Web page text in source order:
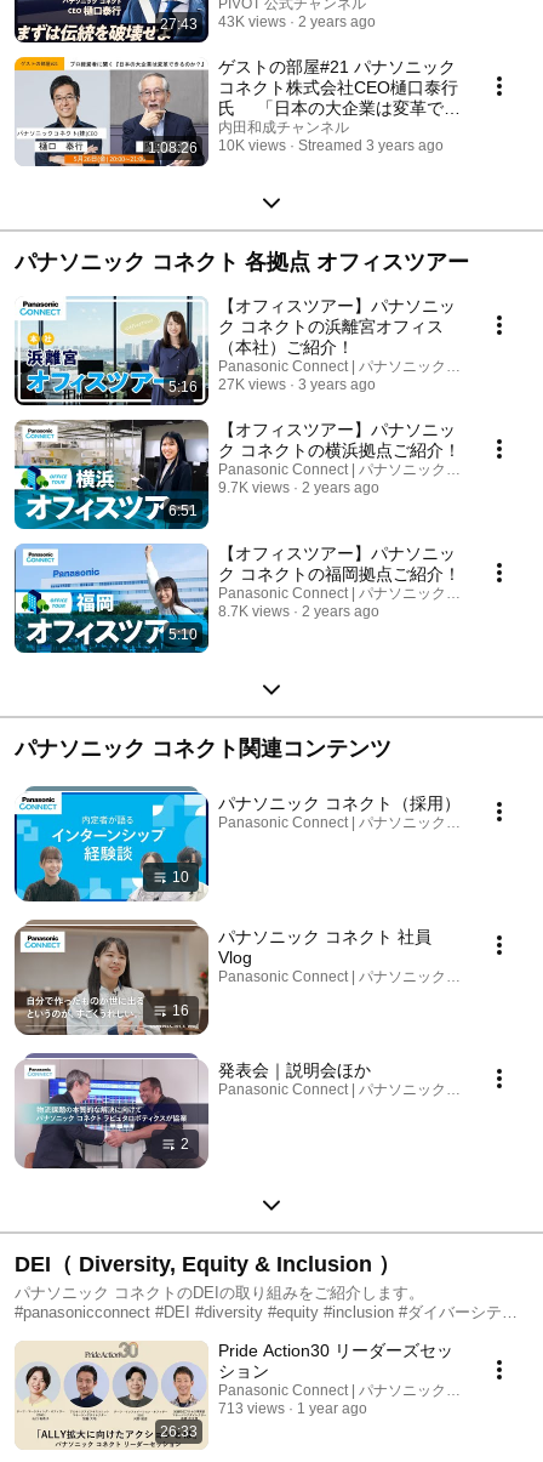
27:43
日本マイクロソフトなど企業ト
ップを歴任／外国人パワーが日
43K views
2 years ago
1:08:26
ゲストの部屋#21 パナソニック
コネクト株式会社CEO樋口泰行
氏 「日本の大企業は変革でき
るのか？」#プロ経営者 #企業
変革
内田和成チャンネル
10K views
Streamed 3 years ago
パナソニック コネクト 各拠点 オフィスツアー
5:16
【オフィスツアー】パナソニッ
ク コネクトの浜離宮オフィス
（本社）ご紹介！
Panasonic Connect | パナソニック コネクト
27K views
3 years ago
6:51
【オフィスツアー】パナソニッ
ク コネクトの横浜拠点ご紹介！
Panasonic Connect | パナソニック コネクト
9.7K views
2 years ago
5:10
【オフィスツアー】パナソニッ
ク コネクトの福岡拠点ご紹介！
Panasonic Connect | パナソニック コネクト
8.7K views
2 years ago
パナソニック コネクト関連コンテンツ
10
パナソニック コネクト（採用）
Panasonic Connect | パナソニック コネクト ·
16
パナソニック コネクト 社員
Vlog
Panasonic Connect | パナソニック コネクト ·
2
発表会｜説明会ほか
Panasonic Connect | パナソニック コネクト ·
DEI（ Diversity, Equity & Inclusion ）
パナソニック コネクトのDEIの取り組みをご紹介します。
#panasonicconnect #DEI #diversity #equity #inclusion #ダイバーシティ
26:33
Pride Action30 リーダーズセッ
ション
Panasonic Connect | パナソニック コネクト
713 views
1 year ago